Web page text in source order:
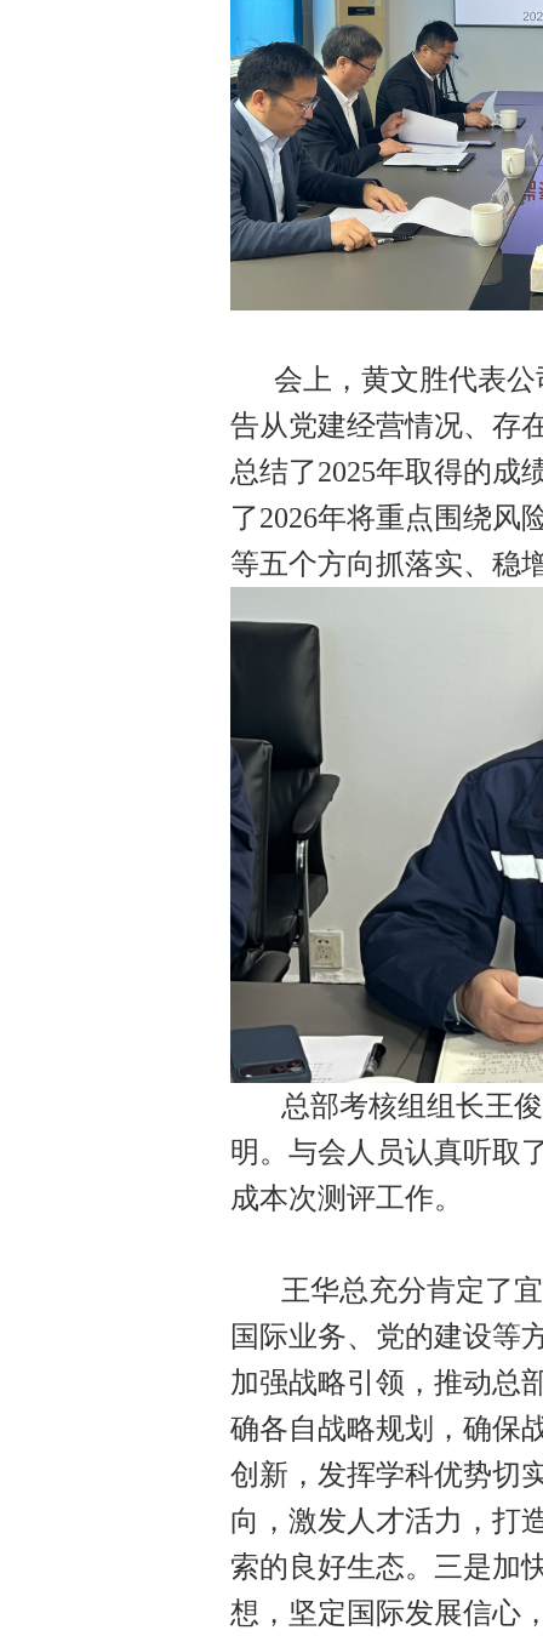
会上，黄文胜代表公
告从党建经营情况、存
总结了2025年取得的成
了2026年将重点围绕风
等五个方向抓落实、稳
总部考核组组长王俊
明。与会人员认真听取
成本次测评工作。
王华总充分肯定了宜
国际业务、党的建设等
加强战略引领，推动总
确各自战略规划，确保
创新，发挥学科优势切
向，激发人才活力，打
索的良好生态。三是加
想，坚定国际发展信心